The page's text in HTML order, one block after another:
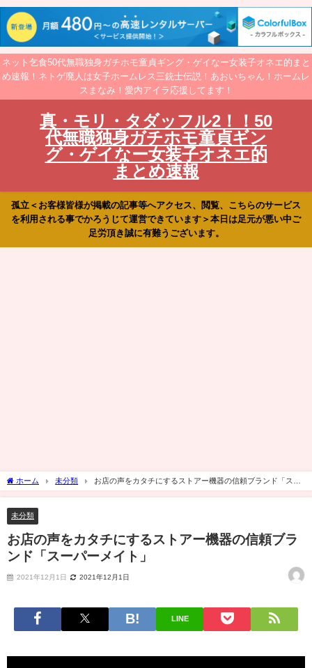
ネット乞食50代無職独身ガチホモ童貞ギング・ゲイなー女装子オネエ的まと
め速報！ネトゲ廃人は女子ホームレス三銃士伝説！あおいちゃん！ホームレ
スまなみ！愛内アイラ応援してます！
真・モリ・タダッフル2！！50
代無職独身ガチホモ童貞ギン
グ・ゲイなー女装子オネエ的
まとめ速報
孤立＜お客様皆様が掲載の記事等へアクセス、閲覧、こちらのサービス
を利用される事でかろうじて運営できています＞本日は足元が悪い中ご
足労頂き誠に有難うございます。
ホーム 未分類
お店の声をカタチにするストアー機器の信頼ブランド「スー
パーメイト」
未分類
お店の声をカタチにするストアー機器の信頼ブラ
ンド「スーパーメイト」
2021年12月1日 2021年12月1日
LINE